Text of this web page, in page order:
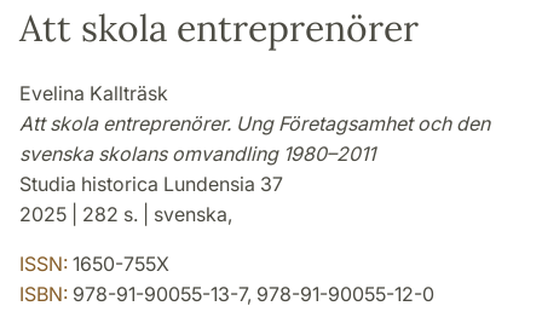
Att skola entreprenörer
Evelina Kallträsk
Att skola entreprenörer. Ung Företagsamhet och den
svenska skolans omvandling 1980–2011
Studia historica Lundensia 37
2025 | 282 s. | svenska,
ISSN: 1650-755X
ISBN: 978-91-90055-13-7, 978-91-90055-12-0